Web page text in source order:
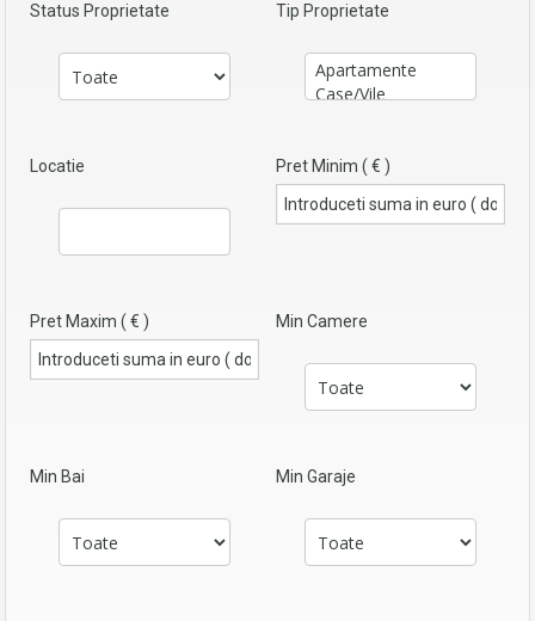
Status Proprietate Tip Proprietate
Locatie Pret Minim ( € )
Pret Maxim ( € ) Min Camere
Min Bai Min Garaje